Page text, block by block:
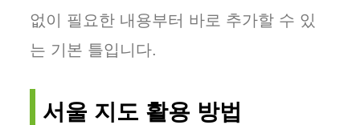
없이 필요한 내용부터 바로 추가할 수 있
는 기본 틀입니다.
서울 지도 활용 방법